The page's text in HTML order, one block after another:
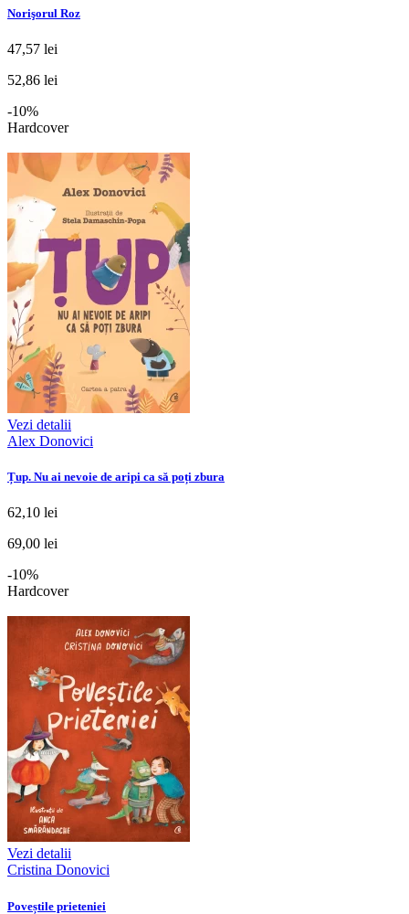
Norişorul Roz
47,57 lei
52,86 lei
-10%
Hardcover
Vezi detalii
Alex Donovici
Țup. Nu ai nevoie de aripi ca să poți zbura
62,10 lei
69,00 lei
-10%
Hardcover
Vezi detalii
Cristina Donovici
Poveștile prieteniei